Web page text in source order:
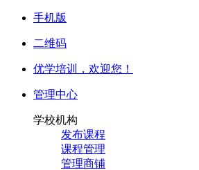
手机版
二维码
优学培训， 欢迎您！
管理中心
学校机构
发布课程
课程管理
管理商铺